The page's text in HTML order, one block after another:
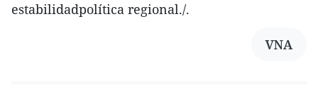
estabilidadpolítica regional./.
VNA